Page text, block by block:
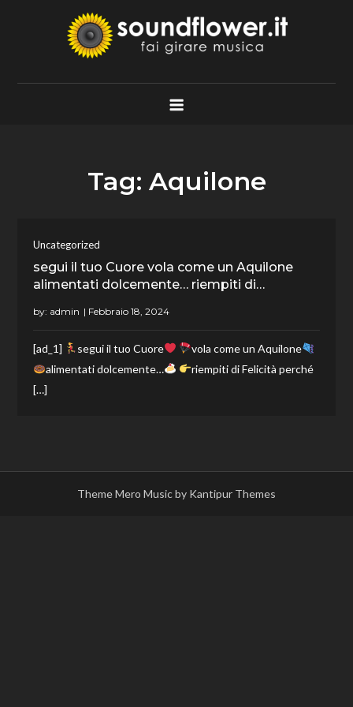
Soundflower.it
Fai Girare Musica
Tag: Aquilone
Uncategorized
segui il tuo Cuore vola come un Aquilone
alimentati dolcemente… riempiti di…
by: admin
[ad_1] segui il tuo Cuore
vola come un Aquilone
alimentati dolcemente…
riempiti di Felicità perché
[…]
Theme Mero Music by Kantipur Themes